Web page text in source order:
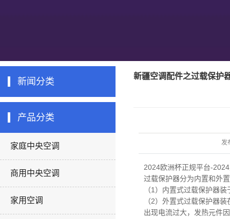
新闻分类
产品分类
家庭中央空调
商用中央空调
家用空调
新疆空调配件之过载保护
发
2024欧洲杯正规平台-
过载保护器分为内置和外
（1）内置式过载保护器
（2）外置式过载保护器
出现电流过大，发热元件